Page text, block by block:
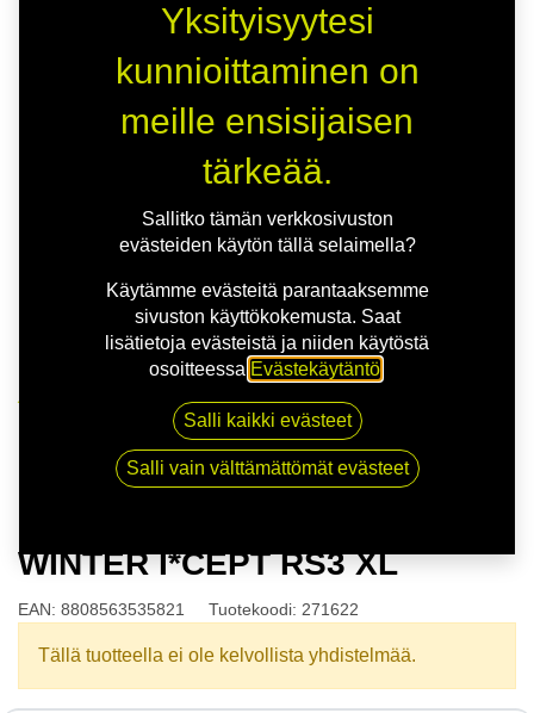
165/65R15 81T HANKOOK WINTER I*CEPT RS3 XL
WINTER I*CEPT RS3 XL
EAN: 8808563535821 Tuotekoodi: 271622
Tällä tuotteella ei ole kelvollista yhdistelmää.
Yksityisyytesi
kunnioittaminen on
meille ensisijaisen
tärkeää.
Sallitko tämän verkkosivuston
evästeiden käytön tällä selaimella?
Käytämme evästeitä parantaaksemme
sivuston käyttökokemusta. Saat
lisätietoja evästeistä ja niiden käytöstä
osoitteessa Evästekäytäntö
Salli kaikki evästeet
Salli vain välttämättömät evästeet